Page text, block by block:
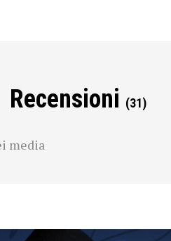
Recensioni (31)
media